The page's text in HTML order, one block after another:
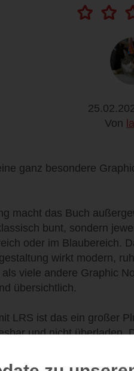
Von
ganz besondere
macht das Buch
bunt, sondern
oder im Blaubereich.
wirkt modern,
viele andere Graphic
übersichtlich.
LRS ist das ein großer
und nicht überladen.
chaotisch wird. Das
Man hat nicht das